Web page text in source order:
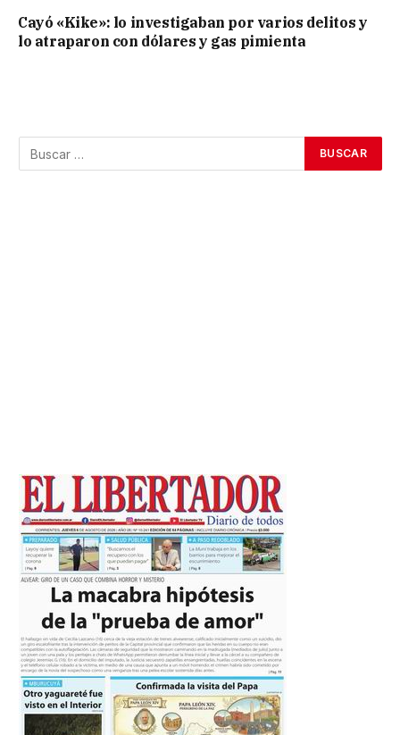
Cayó «Kike»: lo investigaban por varios delitos y
lo atraparon con dólares y gas pimienta